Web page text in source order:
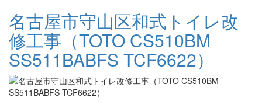
名古屋市守山区和式トイレ改
修工事（TOTO CS510BM
SS511BABFS TCF6622）